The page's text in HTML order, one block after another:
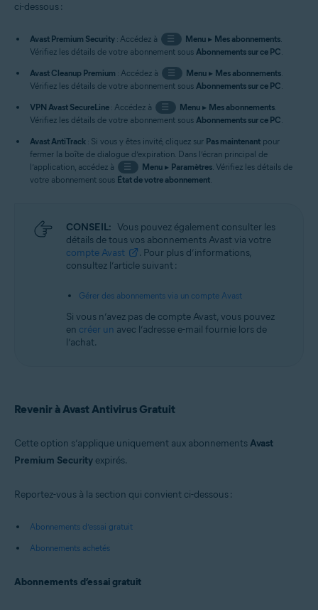
ci-dessous :
Avast Premium Security : Accédez à ☰ Menu▸ Mes abonnements.
Vérifiez les détails de votre abonnement sous Abonnements sur ce PC.
Avast Cleanup Premium : Accédez à ☰ Menu▸ Mes abonnements.
Vérifiez les détails de votre abonnement sous Abonnements sur ce PC.
VPN Avast SecureLine : Accédez à ☰ Menu▸ Mes abonnements.
Vérifiez les détails de votre abonnement sous Abonnements sur ce PC.
Avast AntiTrack : Si vous y êtes invité, cliquez sur Pas maintenant pour
fermer la boîte de dialogue d’expiration. Dans l’écran principal de
l’application, accédez à
☰ Menu▸ Paramètres. Vérifiez les détails de
votre abonnement sous État de votre abonnement.
CONSEIL: Vous pouvez également consulter les
détails de tous vos abonnements Avast via votre
compte Avast
. Pour plus d’informations,
consultez l’article suivant :
Gérer des abonnements via un compte Avast
Si vous n’avez pas de compte Avast, vous pouvez
en créer un avec l’adresse e-mail fournie lors de
l’achat.
Revenir à Avast Antivirus Gratuit
Cette option s’applique uniquement aux abonnementsAvast
Premium Security expirés.
Reportez-vous à la section qui convient ci-dessous :
Abonnements d’essai gratuit
Abonnements achetés
Abonnements d’essai gratuit